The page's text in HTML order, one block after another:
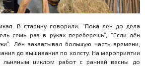
В старину говорили: “Пока лён до дела
семь раз в руках переберешь”, “Если лён
Лён захватывал большую часть времени,
до вышивания по холсту. На мероприятии
льняным циклом работ с ранней весны до